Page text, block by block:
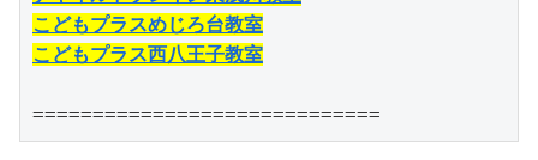
こどもプラスめじろ台教室
こどもプラス西八王子教室
=============================